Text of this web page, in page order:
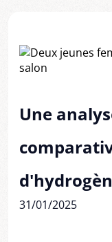
Une
31/01/2025